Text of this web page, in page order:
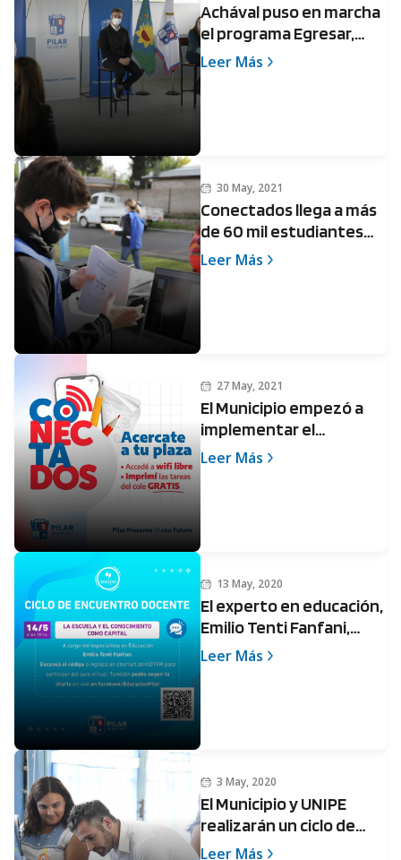
Achával puso en marcha
el programa Egresar,
para que los jóvenes
Leer Más
30 May, 2021
Conectados llega a más
de 60 mil estudiantes
pilarenses
Leer Más
27 May, 2021
El Municipio empezó a
implementar el
programa Conectados
Leer Más
13 May, 2020
El experto en educación,
Emilio Tenti Fanfani,
participará del
Leer Más
3 May, 2020
El Municipio y UNIPE
realizarán un ciclo de
capacitaciones online
Leer Más